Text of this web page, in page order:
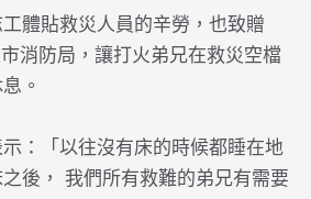
體貼救災人員的辛勞，也致贈
消防局，讓打火弟兄在救災空檔
。
：「以往沒有床的時候都睡在地
後， 我們所有救難的弟兄有需要